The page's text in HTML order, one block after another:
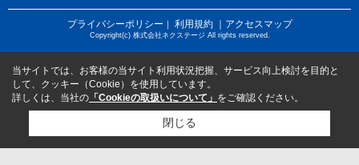
プライバシーポリシー ｜ 利用規約 ｜アクセスマップ
Copyright(c) 株式会社ネクステージ All rights reserved.
当サイトでは、お客様の当サイト利用状況把握、サービス向上検討を目的と
して、クッキー（Cookie）を使用しています。
詳しくは、当社の 「Cookieの取扱いについて」 をご確認ください。
閉じる